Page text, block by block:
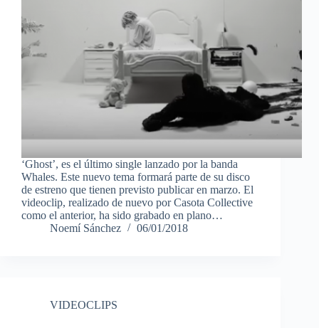
‘Ghost’, es el último single lanzado por la banda
Whales. Este nuevo tema formará parte de su disco
de estreno que tienen previsto publicar en marzo. El
videoclip, realizado de nuevo por Casota Collective
como el anterior, ha sido grabado en plano…
Noemí Sánchez
06/01/2018
VIDEOCLIPS